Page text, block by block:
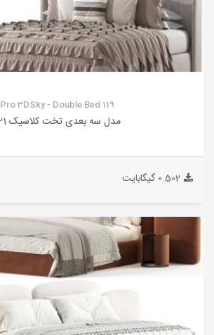
Pro 3DSky - Double Bed 119
مدل سه بعدی تخت کلاسیک 221
0.502 گیگابایت